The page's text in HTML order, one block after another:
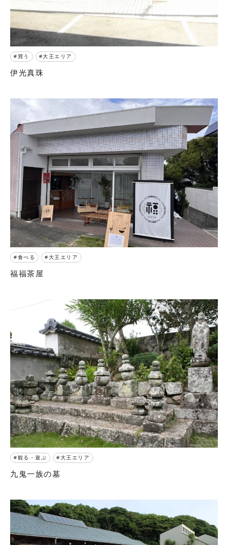
買う 大王エリア
伊光真珠
食べる 大王エリア
福福茶屋
観る・遊ぶ 大王エリア
九鬼一族の墓